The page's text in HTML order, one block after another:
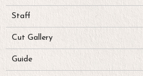
Staff
Cut Gallery
Guide